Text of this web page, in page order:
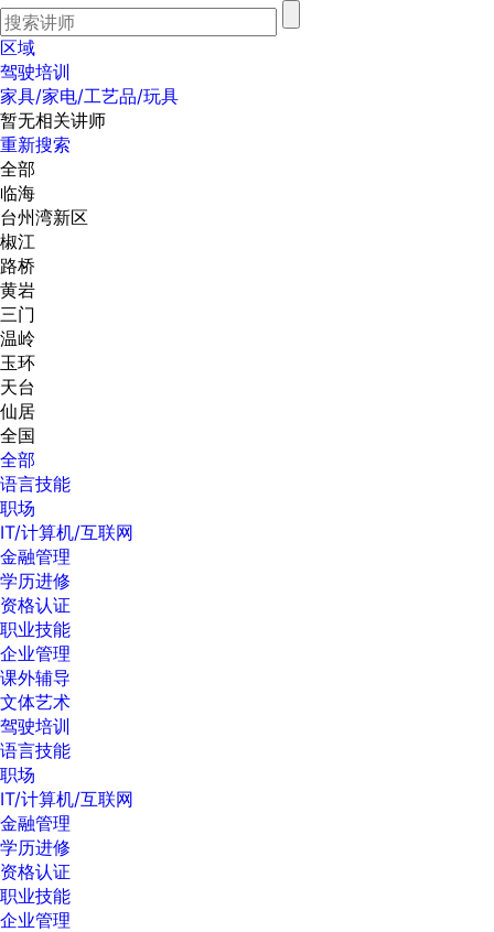
区域
驾驶培训
家具/家电/工艺品/玩具
暂无相关讲师
重新搜索
全部
临海
台州湾新区
椒江
路桥
黄岩
三门
温岭
玉环
天台
仙居
全国
全部
语言技能
职场
IT/计算机/互联网
金融管理
学历进修
资格认证
职业技能
企业管理
课外辅导
文体艺术
驾驶培训
语言技能
职场
IT/计算机/互联网
金融管理
学历进修
资格认证
职业技能
企业管理